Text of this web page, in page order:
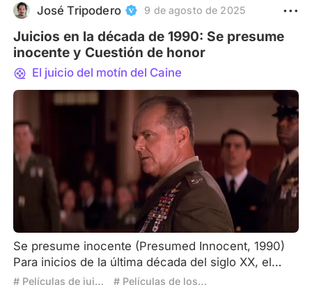
realizadores; no hace mucho, vimos el estreno por
Net
José Tripodero 9 de agosto de 2025
Juicios en la década de 1990: Se presume
inocente y Cuestión de honor
El juicio del motín del Caine
Se presume inocente (Presumed Innocent, 1990)
Para inicios de la última década del siglo XX, el
nombre de Alan J. Pakula no hacía demasiado eco,
# Películas de juicio # Películas de los 90